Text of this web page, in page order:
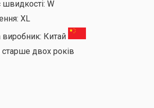
швидкості: W
XL
виробник: Китай
старше двох років